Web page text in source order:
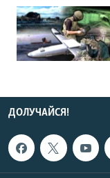
ДОЛУЧАЙСЯ!